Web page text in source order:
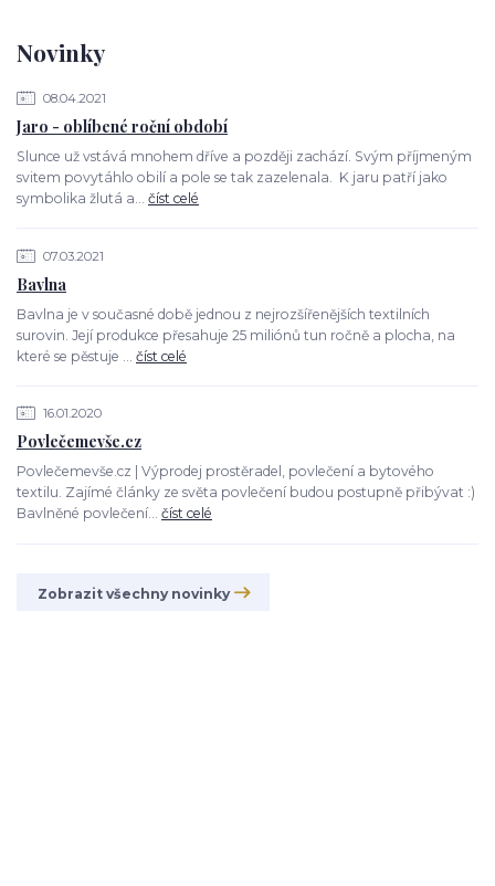
Novinky
08.04.2021
Jaro - oblíbené roční období
Slunce už vstává mnohem dříve a později zachází. Svým příjmeným
svitem povytáhlo obilí a pole se tak zazelenala. K jaru patří jako
symbolika žlutá a... číst celé
07.03.2021
Bavlna
Bavlna je v současné době jednou z nejrozšířenějších textilních
surovin. Její produkce přesahuje 25 miliónů tun ročně a plocha, na
které se pěstuje ... číst celé
16.01.2020
Povlečemevše.cz
Povlečemevše.cz | Výprodej prostěradel, povlečení a bytového
textilu. Zajímé články ze světa povlečení budou postupně přibývat :)
Bavlněné povlečení... číst celé
Zobrazit všechny novinky